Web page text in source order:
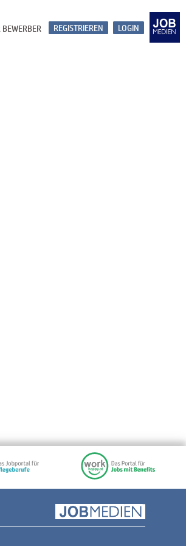
LOGIN
REGISTRIEREN
BEWERBER